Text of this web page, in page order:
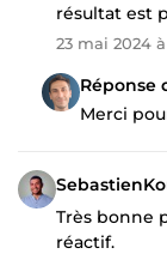
résultat est
23 mai 2024 à
Réponse
Merci
Très bonne
réactif.